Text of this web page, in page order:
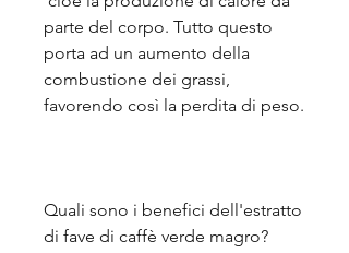
parte del corpo. Tutto questo
porta ad un aumento della
combustione dei grassi,
favorendo così la perdita di peso.
Quali sono i benefici dell'estratto
di fave di caffè verde magro?